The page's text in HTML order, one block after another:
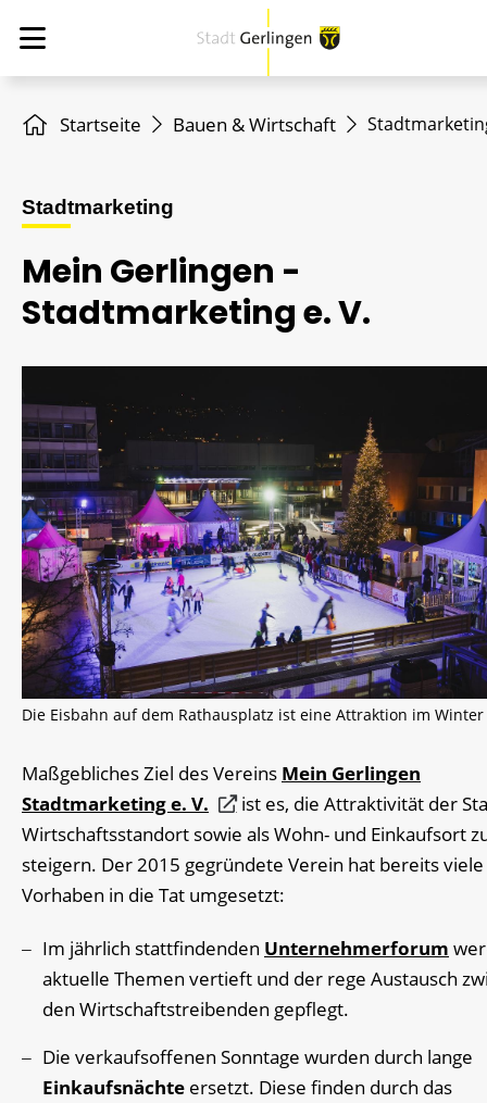
Startseite Bauen & Wirtschaft
Stadtmarketing
Mein Gerlingen -
Stadtmarketing e. V.
Die Eisbahn auf dem Rathausplatz ist eine Attraktion im Winter
Maßgebliches Ziel des Vereins Mein Gerlingen
Stadtmarketing e. V.
ist es, die Attraktivität der
Wirtschaftsstandort sowie als Wohn- und Einkaufsort
steigern. Der 2015 gegründete Verein hat bereits viele
Vorhaben in die Tat umgesetzt:
Im jährlich stattfindenden Unternehmerforum
aktuelle Themen vertieft und der rege Austausch
den Wirtschaftstreibenden gepflegt.
Die verkaufsoffenen Sonntage wurden durch lange
Einkaufsnächte ersetzt. Diese finden durch das